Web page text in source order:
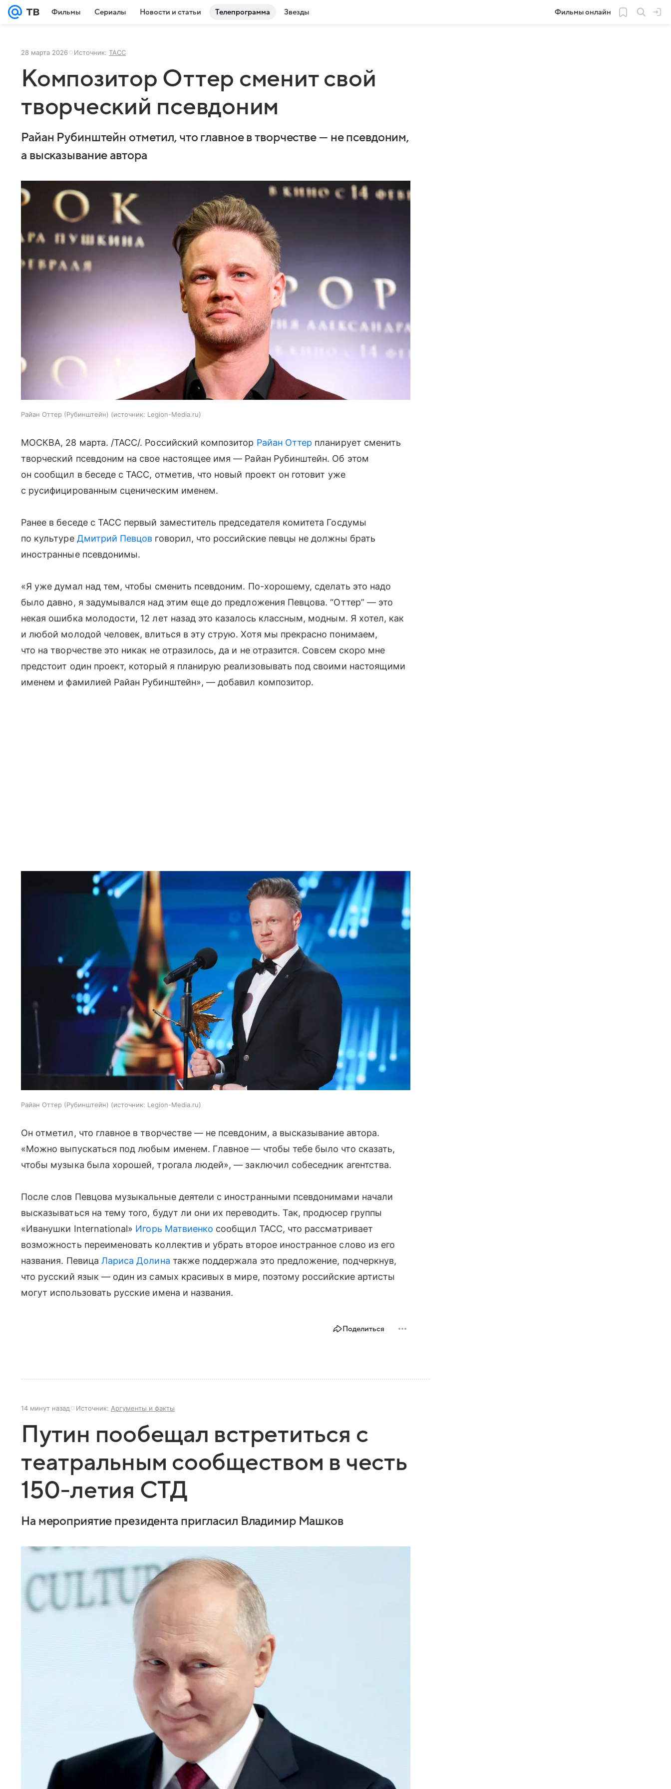
Фильмы Сериалы Новости и статьи Телепрограмма Звезды Фильмы онлайн
28 марта 2026 Источник: ТАСС
Композитор Оттер сменит свой
творческий псевдоним
Райан Рубинштейн отметил, что главное в творчестве — не псевдоним,
а высказывание автора
Райан Оттер (Рубинштейн) источник: Legion-Media.ru
МОСКВА, 28 марта. /ТАСС/. Российский композитор Райан Оттер планирует сменить
творческий псевдоним на свое настоящее имя — Райан Рубинштейн. Об этом
он сообщил в беседе с ТАСС, отметив, что новый проект он готовит уже
с русифицированным сценическим именем.
Ранее в беседе с ТАСС первый заместитель председателя комитета Госдумы
по культуре Дмитрий Певцов говорил, что российские певцы не должны брать
иностранные псевдонимы.
«Я уже думал над тем, чтобы сменить псевдоним. По-хорошему, сделать это надо
было давно, я задумывался над этим еще до предложения Певцова. “Оттер” — это
некая ошибка молодости, 12 лет назад это казалось классным, модным. Я хотел, как
и любой молодой человек, влиться в эту струю. Хотя мы прекрасно понимаем,
что на творчестве это никак не отразилось, да и не отразится. Совсем скоро мне
предстоит один проект, который я планирую реализовывать под своими настоящими
именем и фамилией Райан Рубинштейн», — добавил композитор.
Райан Оттер (Рубинштейн) источник: Legion-Media.ru
Он отметил, что главное в творчестве — не псевдоним, а высказывание автора.
«Можно выпускаться под любым именем. Главное — чтобы тебе было что сказать,
чтобы музыка была хорошей, трогала людей», — заключил собеседник агентства.
После слов Певцова музыкальные деятели с иностранными псевдонимами начали
высказываться на тему того, будут ли они их переводить. Так, продюсер группы
«Иванушки International» Игорь Матвиенко сообщил ТАСС, что рассматривает
возможность переименовать коллектив и убрать второе иностранное слово из его
названия. Певица Лариса Долина также поддержала это предложение, подчеркнув,
что русский язык — один из самых красивых в мире, поэтому российские артисты
могут использовать русские имена и названия.
Поделиться
14 минут назад Источник: Аргументы и факты
Путин пообещал встретиться с
театральным сообществом в честь
150-летия СТД
На мероприятие президента пригласил Владимир Машков